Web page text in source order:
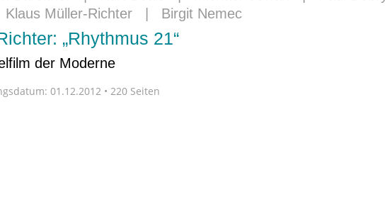
Klaus Müller-Richter Birgit Nemec
„Rhythmus 21“
der Moderne
01.12.2012 • 220 Seiten